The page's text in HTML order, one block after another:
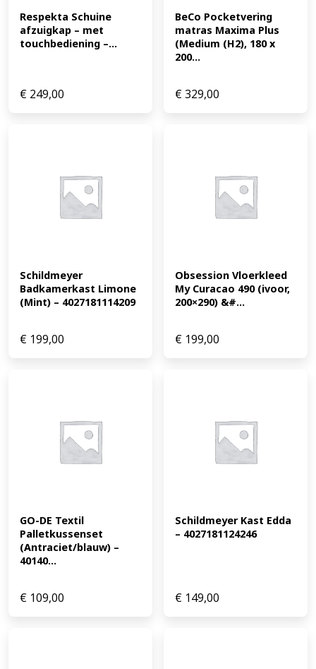
Respekta Schuine
afzuigkap – met
touchbediening –...
€ 249,00
BeCo Pocketvering
matras Maxima Plus
(Medium (H2), 180 x
200...
€329,00
Schildmeyer
Badkamerkast Limone
(Mint) – 4027181114209
€ 199,00
Obsession Vloerkleed
My Curacao 490 (ivoor,
200×290) &#...
€ 199,00
GO-DE Textil
Palletkussenset
(Antraciet/blauw) –
40140...
€ 109,00
Schildmeyer Kast Edda
– 4027181124246
€ 149,00